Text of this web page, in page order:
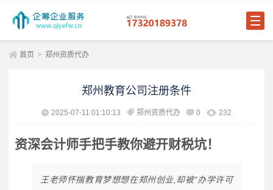
首页 > 郑州资质代办
郑州教育公司注册条件
2025-07-11 01:10:13 郑州资质代办 0 232
资深会计师手把手教你避开财税坑！
王老师怀揣教育梦想想在郑州创业,却被“办学许可